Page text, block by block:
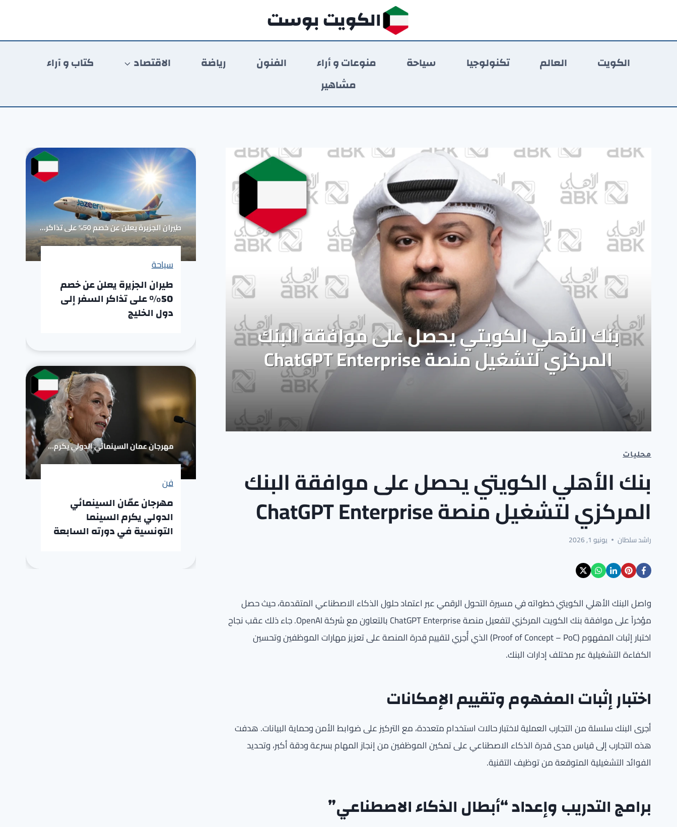
المحتوى
الكويت بوست
الكويت العالم تكنولوجيا سياحة منوعات و أراء الفنون رياضة الاقتصاد
كتاب و آراء
مشاهير
محليات
بنك الأهلي الكويتي يحصل على موافقة البنك
المركزي لتشغيل منصة ChatGPT Enterprise
راشد سلطان يونيو 1, 2026
واصل البنك الأهلي الكويتي خطواته في مسيرة التحول الرقمي عبر اعتماد حلول الذكاء الاصطناعي المتقدمة، حيث حصل
مؤخراً على موافقة بنك الكويت المركزي لتفعيل منصة ChatGPT Enterprise بالتعاون مع شركة OpenAI. جاء ذلك عقب نجاح
اختبار إثبات المفهوم (Proof of Concept – PoC) الذي أُجري لتقييم قدرة المنصة على تعزيز مهارات الموظفين وتحسين
الكفاءة التشغيلية عبر مختلف إدارات البنك.
اختبار إثبات المفهوم وتقييم الإمكانات
أجرى البنك سلسلة من التجارب العملية لاختبار حالات استخدام متعددة، مع التركيز على ضوابط الأمن وحماية البيانات. هدفت
هذه التجارب إلى قياس مدى قدرة الذكاء الاصطناعي على تمكين الموظفين من إنجاز المهام بسرعة ودقة أكبر، وتحديد
الفوائد التشغيلية المتوقعة من توظيف التقنية.
برامج التدريب وإعداد “أبطال الذكاء الاصطناعي”
سياحة
طيران الجزيرة يعلن عن خصم
50% على تذاكر السفر إلى
دول الخليج
فن
مهرجان عمّان السينمائي
الدولي يكرم السينما
التونسية في دورته السابعة